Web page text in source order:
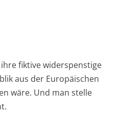
fiktive widerspenstige
aus der Europäischen
wäre. Und man stelle